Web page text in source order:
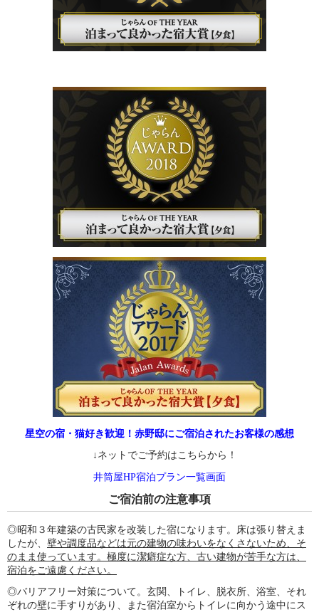
星空の宿・猫好き歓迎！赤野邸にご宿泊されたお客様の感想
↓ネットでご予約はこちらから！
井筒屋HP宿泊プラン一覧画面
ご宿泊前の注意事項
◎昭和３年建築の古民家を改装した宿になります。床は張り替えま
したが、 壁や調度品などは元の建物の味わいをなくさないため、そ
のまま使っています。極度に潔癖症な方、古い建物が苦手な方は、
宿泊をご遠慮ください。
◎バリアフリー対策について。玄関、トイレ、脱衣所、浴室、それ
ぞれの壁に手すりがあり、また宿泊室からトイレに向かう途中にス